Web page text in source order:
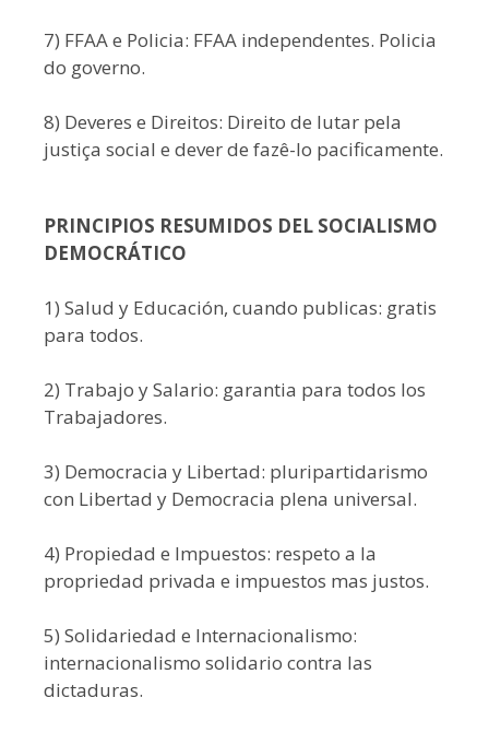
7) FFAA e Policia: FFAA independentes. Policia
do governo.
8) Deveres e Direitos: Direito de lutar pela
justiça social e dever de fazê-lo pacificamente.
PRINCIPIOS RESUMIDOS DEL SOCIALISMO
DEMOCRÁTICO
1) Salud y Educación, cuando publicas: gratis
para todos.
2) Trabajo y Salario: garantia para todos los
Trabajadores.
3) Democracia y Libertad: pluripartidarismo
con Libertad y Democracia plena universal.
4) Propiedad e Impuestos: respeto a la
propriedad privada e impuestos mas justos.
5) Solidariedad e Internacionalismo:
internacionalismo solidario contra las
dictaduras.